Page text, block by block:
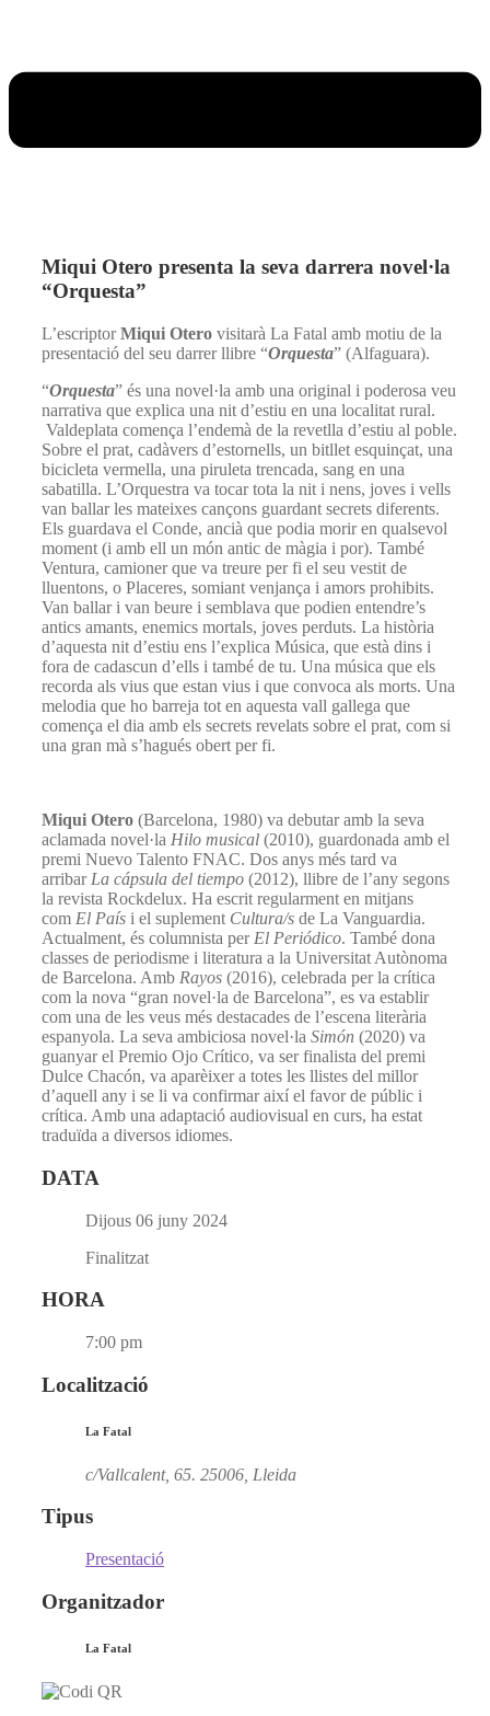
Miqui Otero presenta la seva darrera novel·la
“Orquesta”
L’escriptorMiqui Otero visitarà La Fatal amb motiu de la
presentació del seu darrer llibre “Orquesta” (Alfaguara).
“Orquesta” és una novel·la amb una original i poderosa veu
narrativa que explica una nit d’estiu en una localitat rural.
Valdeplata comença l’endemà de la revetlla d’estiu al poble.
Sobre el prat, cadàvers d’estornells, un bitllet esquinçat, una
bicicleta vermella, una piruleta trencada, sang en una
sabatilla. L’Orquestra va tocar tota la nit i nens, joves i vells
van ballar les mateixes cançons guardant secrets diferents.
Els guardava el Conde, ancià que podia morir en qualsevol
moment (i amb ell un món antic de màgia i por). També
Ventura, camioner que va treure per fi el seu vestit de
lluentons, o Placeres, somiant venjança i amors prohibits.
Van ballar i van beure i semblava que podien entendre’s
antics amants, enemics mortals, joves perduts. La història
d’aquesta nit d’estiu ens l’explica Música, que està dins i
fora de cadascun d’ells i també de tu. Una música que els
recorda als vius que estan vius i que convoca als morts. Una
melodia que ho barreja tot en aquesta vall gallega que
comença el dia amb els secrets revelats sobre el prat, com si
una gran mà s’hagués obert per fi.
Miqui Otero (Barcelona, 1980) va debutar amb la seva
aclamada novel·la Hilo musical (2010), guardonada amb el
premi Nuevo Talento FNAC. Dos anys més tard va
arribar La cápsula del tiempo (2012), llibre de l’any segons
la revista Rockdelux. Ha escrit regularment en mitjans
com El País i el suplement Cultura/s de La Vanguardia.
Actualment, és columnista per El Periódico. També dona
classes de periodisme i literatura a la Universitat Autònoma
de Barcelona. Amb Rayos (2016), celebrada per la crítica
com la nova “gran novel·la de Barcelona”, es va establir
com una de les veus més destacades de l’escena literària
espanyola. La seva ambiciosa novel·la Simón (2020) va
guanyar el Premio Ojo Crítico, va ser finalista del premi
Dulce Chacón, va aparèixer a totes les llistes del millor
d’aquell any i se li va confirmar així el favor de públic i
crítica. Amb una adaptació audiovisual en curs, ha estat
traduïda a diversos idiomes.
DATA
Dijous 06 juny 2024
Finalitzat
HORA
7:00 pm
Localització
La Fatal
c/Vallcalent, 65. 25006, Lleida
Tipus
Presentació
Organitzador
La Fatal